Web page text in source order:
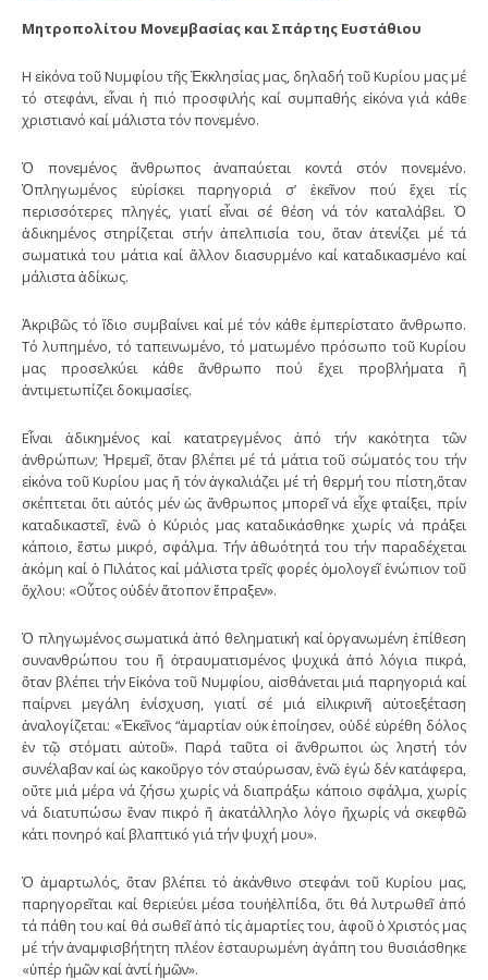
Μητροπολίτου Μονεμβασίας και Σπάρτης Ευστάθιου
Η εἰκόνα τοῦ Νυμφίου τῆς Ἐκκλησίας μας, δηλαδή τοῦ Κυρίου μας μέ
τό στεφάνι, εἶναι ἡ πιό προσφιλής καί συμπαθής εἰκόνα γιά κάθε
χριστιανό καί μάλιστα τόν πονεμένο.
Ὁ πονεμένος ἄνθρωπος ἀναπαύεται κοντά στόν πονεμένο.
Ὁπληγωμένος εὑρίσκει παρηγοριά σ’ ἐκεῖνον πού ἔχει τίς
περισσότερες πληγές, γιατί εἶναι σέ θέση νά τόν καταλάβει. Ὁ
ἀδικημένος στηρίζεται στήν ἀπελπισία του, ὅταν ἀτενίζει μέ τά
σωματικά του μάτια καί ἄλλον διασυρμένο καί καταδικασμένο καί
μάλιστα ἀδίκως.
Ἀκριβῶς τό ἴδιο συμβαίνει καί μέ τόν κάθε ἐμπερίστατο ἄνθρωπο.
Τό λυπημένο, τό ταπεινωμένο, τό ματωμένο πρόσωπο τοῦ Κυρίου
μας προσελκύει κάθε ἄνθρωπο πού ἔχει προβλήματα ἤ
ἀντιμετωπίζει δοκιμασίες.
Εἶναι ἀδικημένος καί κατατρεγμένος ἀπό τήν κακότητα τῶν
ἀνθρώπων; Ἠρεμεῖ, ὅταν βλέπει μέ τά μάτια τοῦ σώματός του τήν
εἰκόνα τοῦ Κυρίου μας ἤ τόν ἀγκαλιάζει μέ τή θερμή του πίστη,ὅταν
σκέπτεται ὅτι αὐτός μέν ὡς ἄνθρωπος μπορεῖ νά εἶχε φταίξει, πρίν
καταδικαστεῖ, ἐνῶ ὁ Κύριός μας καταδικάσθηκε χωρίς νά πράξει
κάποιο, ἔστω μικρό, σφάλμα. Τήν ἀθωότητά του τήν παραδέχεται
ἀκόμη καί ὁ Πιλάτος καί μάλιστα τρεῖς φορές ὁμολογεῖ ἐνώπιον τοῦ
ὄχλου: «Οὗτος οὐδέν ἄτοπον ἔπραξεν».
Ὁ πληγωμένος σωματικά ἀπό θεληματική καί ὀργανωμένη ἐπίθεση
συνανθρώπου του ἤ ὁτραυματισμένος ψυχικά ἀπό λόγια πικρά,
ὅταν βλέπει τήν Εἰκόνα τοῦ Νυμφίου, αἰσθάνεται μιά παρηγοριά καί
παίρνει μεγάλη ἐνίσχυση, γιατί σέ μιά εἰλικρινῆ αὐτοεξέταση
ἀναλογίζεται: «Ἐκεῖνος “ἁμαρτίαν οὐκ ἐποίησεν, οὐδέ εὑρέθη δόλος
ἐν τῷ στόματι αὐτοῦ». Παρά ταῦτα οἱ ἄνθρωποι ὡς ληστή τόν
συνέλαβαν καί ὡς κακοῦργο τόν σταύρωσαν, ἐνῶ ἐγώ δέν κατάφερα,
οὔτε μιά μέρα νά ζήσω χωρίς νά διαπράξω κάποιο σφάλμα, χωρίς
νά διατυπώσω ἕναν πικρό ἤ ἀκατάλληλο λόγο ἤχωρίς νά σκεφθῶ
κάτι πονηρό καί βλαπτικό γιά τήν ψυχή μου».
Ὁ ἁμαρτωλός, ὅταν βλέπει τό ἀκάνθινο στεφάνι τοῦ Κυρίου μας,
παρηγορεῖται καί θεριεύει μέσα τουἡἐλπίδα, ὅτι θά λυτρωθεῖ ἀπό
τά πάθη του καί θά σωθεῖ ἀπό τίς ἁμαρτίες του, ἀφοῦ ὁ Χριστός μας
μέ τήν ἀναμφισβήτητη πλέον ἐσταυρωμένη ἀγάπη του θυσιάσθηκε
«ὑπέρ ἡμῶν καί ἀντί ἡμῶν».